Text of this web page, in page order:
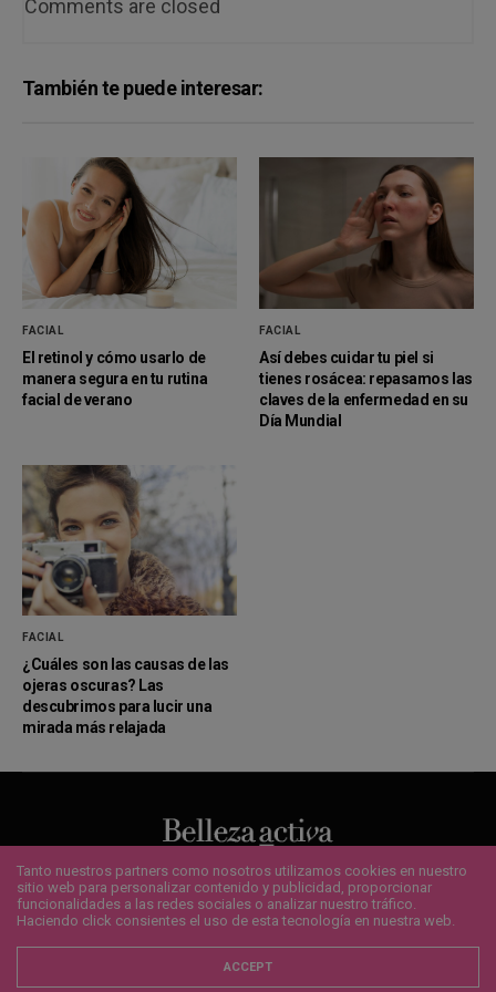
Comments are closed
También te puede interesar:
FACIAL
El retinol y cómo usarlo de
manera segura en tu rutina
facial de verano
FACIAL
Así debes cuidar tu piel si
tienes rosácea: repasamos las
claves de la enfermedad en su
Día Mundial
FACIAL
¿Cuáles son las causas de las
ojeras oscuras? Las
descubrimos para lucir una
mirada más relajada
QUIENES SOMOS ¿QUIERES ANUNCIARTE?
CONTACTO
POLÍTICA DE COOKIES
AVISO LEGAL SUSCRÍBETE
Copyright 2020 - Bellezaactiva.com - Todos los derechos reservados.
Tanto nuestros partners como nosotros utilizamos cookies en nuestro
sitio web para personalizar contenido y publicidad, proporcionar
funcionalidades a las redes sociales o analizar nuestro tráfico.
Haciendo click consientes el uso de esta tecnología en nuestra web.
ACCEPT